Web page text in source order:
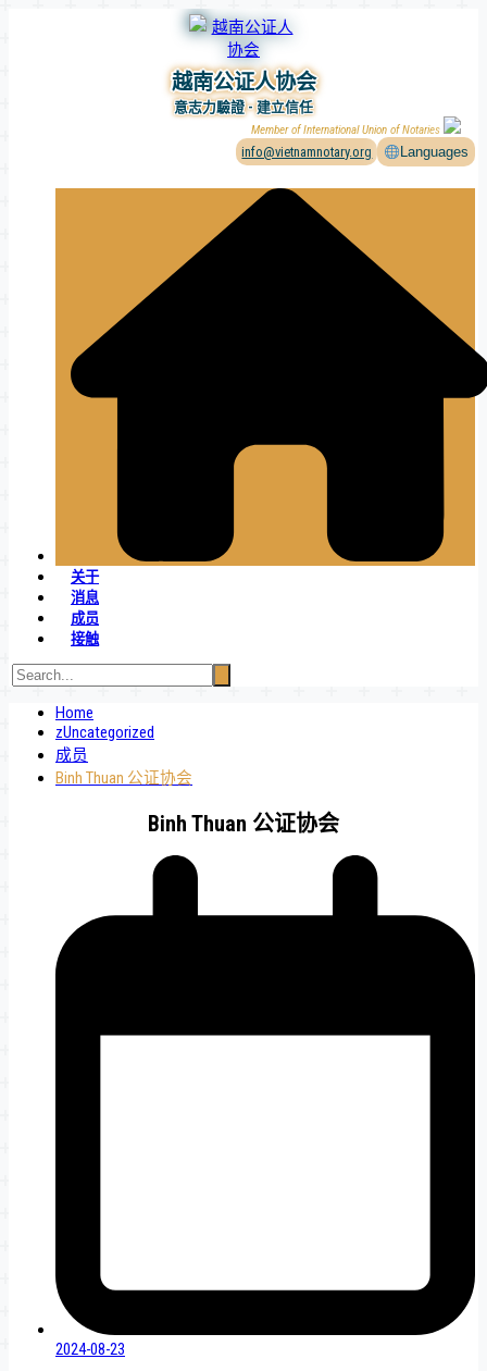
越南公证人协会
意志力驗證 - 建立信任
Member of International Union of Notaries
info@vietnamnotary.org Languages
关于
消息
成员
接触
Home
zUncategorized
成员
Binh Thuan 公证协会
Binh Thuan 公证协会
2024-08-23